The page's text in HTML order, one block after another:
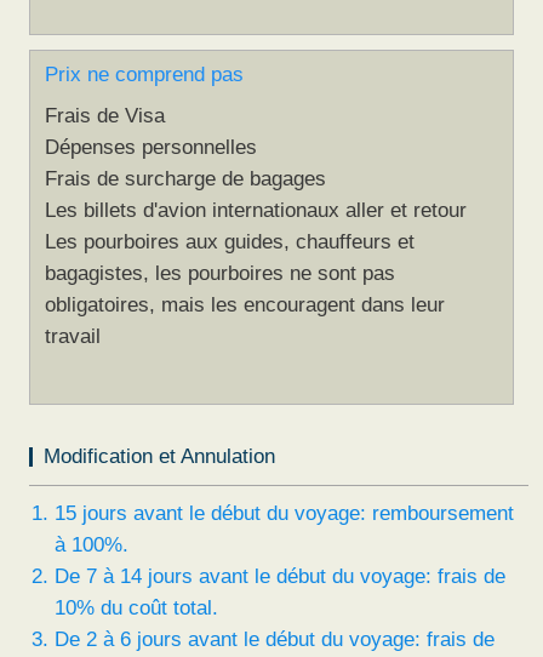
Prix ne comprend pas
Frais de Visa
Dépenses personnelles
Frais de surcharge de bagages
Les billets d'avion internationaux aller et retour
Les pourboires aux guides, chauffeurs et
bagagistes, les pourboires ne sont pas
obligatoires, mais les encouragent dans leur
travail
Modification et Annulation
15 jours avant le début du voyage: remboursement
à 100%.
De 7 à 14 jours avant le début du voyage: frais de
10% du coût total.
De 2 à 6 jours avant le début du voyage: frais de